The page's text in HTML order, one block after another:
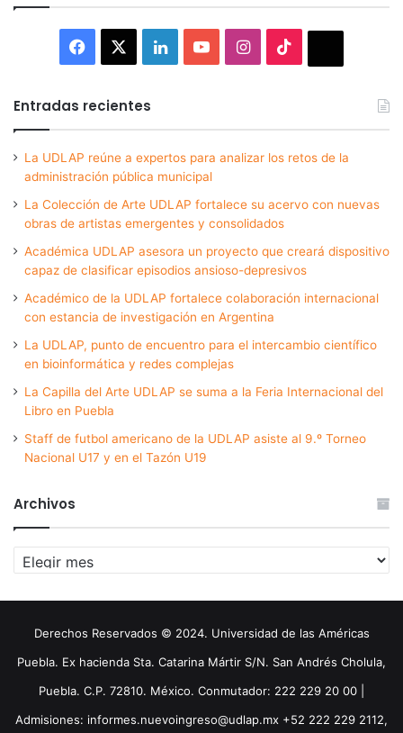
Facebook LinkedInYouTubeInstagram
Entradas recientes
La UDLAP reúne a expertos para analizar los retos de la
administración pública municipal
La Colección de Arte UDLAP fortalece su acervo con nuevas
obras de artistas emergentes y consolidados
Académica UDLAP asesora un proyecto que creará dispositivo
capaz de clasificar episodios ansioso-depresivos
Académico de la UDLAP fortalece colaboración internacional
con estancia de investigación en Argentina
La UDLAP, punto de encuentro para el intercambio científico
en bioinformática y redes complejas
La Capilla del Arte UDLAP se suma a la Feria Internacional del
Libro en Puebla
Staff de futbol americano de la UDLAP asiste al 9.º Torneo
Nacional U17 y en el Tazón U19
Archivos
Archivos
Derechos Reservados © 2024. Universidad de las Américas
Puebla. Ex hacienda Sta. Catarina Mártir S/N. San Andrés Cholula,
Puebla. C.P. 72810. México. Conmutador: 222 229 20 00 |
Admisiones: informes.nuevoingreso@udlap.mx +52 222 229 2112,